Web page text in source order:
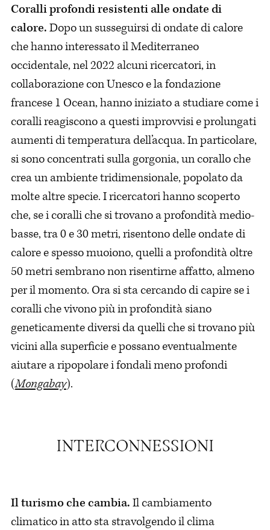
Coralli profondi resistenti alle ondate di
calore.Dopo un susseguirsi di ondate di calore
che hanno interessato il Mediterraneo
occidentale, nel 2022 alcuni ricercatori, in
collaborazione con Unesco e la fondazione
francese 1 Ocean, hanno iniziato a studiare come i
coralli reagiscono a questi improvvisi e prolungati
aumenti di temperatura dell’acqua. In particolare,
si sono concentrati sulla gorgonia, un corallo che
crea un ambiente tridimensionale, popolato da
molte altre specie. I ricercatori hanno scoperto
che, se i coralli che si trovano a profondità medio-
basse, tra 0 e 30 metri, risentono delle ondate di
calore e spesso muoiono, quelli a profondità oltre
50 metri sembrano non risentirne affatto, almeno
per il momento. Ora si sta cercando di capire se i
coralli che vivono più in profondità siano
geneticamente diversi da quelli che si trovano più
vicini alla superficie e possano eventualmente
aiutare a ripopolare i fondali meno profondi
(Mongabay).
Il turismo che cambia.Il cambiamento
climatico in atto sta stravolgendo il clima